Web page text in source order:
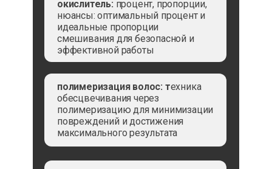
полимеризация волос: техника
обесцвечивания через
полимеризацию для минимизации
повреждений и достижения
максимального результата
окислитель: процент, пропорции,
нюансы: оптимальный процент и
идеальные пропорции
смешивания для безопасной и
эффективной работы